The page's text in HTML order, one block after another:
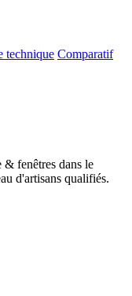
technique Comparatif
& fenêtres dans le
d'artisans qualifiés.